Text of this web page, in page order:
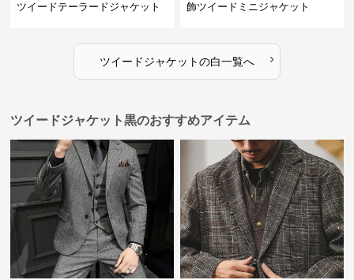
ツイードテーラードジャケット
飾ツイードミニジャケット
ツイードジャケットの白一覧へ ›
ツイードジャケット黒のおすすめアイテム